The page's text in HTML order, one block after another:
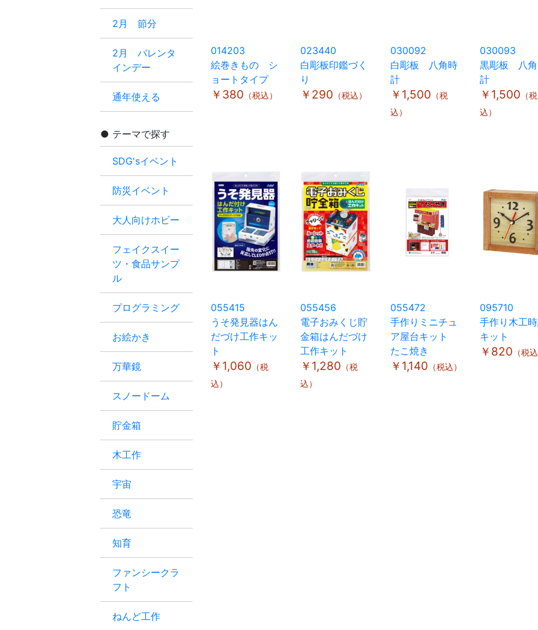
2月 節分
2月 バレンタ
インデー
通年使える
テーマで探す
SDG'sイベント
防災イベント
大人向けホビー
フェイクスイー
ツ・食品サンプ
ル
プログラミング
お絵かき
万華鏡
スノードーム
貯金箱
木工作
宇宙
恐竜
知育
ファンシークラ
フト
ねんど工作
014203
絵巻きもの シ
ョートタイプ
￥380 （税込）
023440
白彫板印鑑づく
り
￥290 （税込）
030092
白彫板 八角時
計
￥1,500 （税
込）
030093
黒彫板 八
計
￥1,500 （税
込）
055415
うそ発見器はん
だづけ工作キッ
ト
￥1,060 （税
込）
055456
電子おみくじ貯
金箱はんだづけ
工作キット
￥1,280 （税
込）
055472
手作りミニチュ
ア屋台キット
たこ焼き
￥1,140 （税込）
095710
手作り木工
キット
￥820 （税